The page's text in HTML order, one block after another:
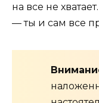
на вcе не
— ты и сам все